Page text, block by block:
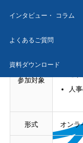
インタビュー・ コラム
よくあるご質問
資料ダウンロード
会期
参加対象
人
形式 オンラ